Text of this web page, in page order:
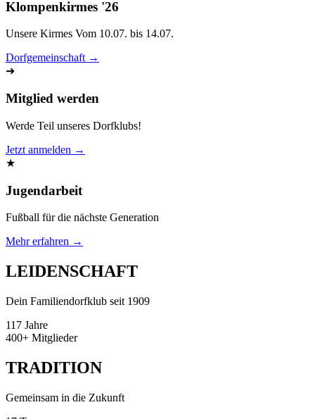
Klompenkirmes '26
Unsere Kirmes Vom 10.07. bis 14.07.
Dorfgemeinschaft →
➜
Mitglied werden
Werde Teil unseres Dorfklubs!
Jetzt anmelden →
★
Jugendarbeit
Fußball für die nächste Generation
Mehr erfahren →
LEIDENSCHAFT
Dein Familiendorfklub seit 1909
117 Jahre
400+ Mitglieder
TRADITION
Gemeinsam in die Zukunft